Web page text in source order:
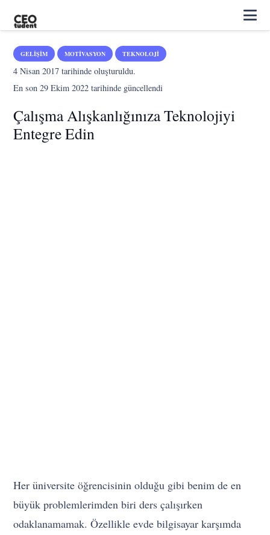
GELIŞIM MOTIVASYON TEKNOLOJI
4 Nisan 2017 tarihinde oluşturuldu.
En son29 Ekim 2022 tarihinde güncellendi
Çalışma Alışkanlığınıza Teknolojiyi
Entegre Edin
Her üniversite öğrencisinin olduğu gibi benim de en
büyük problemlerimden biri ders çalışırken
odaklanamamak. Özellikle evde bilgisayar karşımda